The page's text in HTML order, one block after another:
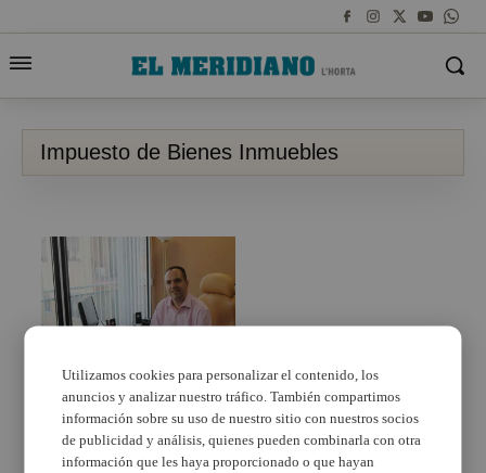
Impuesto de Bienes Inmuebles
Aldaia congela el
Impuesto de Bienes
Inmuebles
Utilizamos cookies para personalizar el contenido, los
anuncios y analizar nuestro tráfico. También compartimos
información sobre su uso de nuestro sitio con nuestros socios
de publicidad y análisis, quienes pueden combinarla con otra
información que les haya proporcionado o que hayan